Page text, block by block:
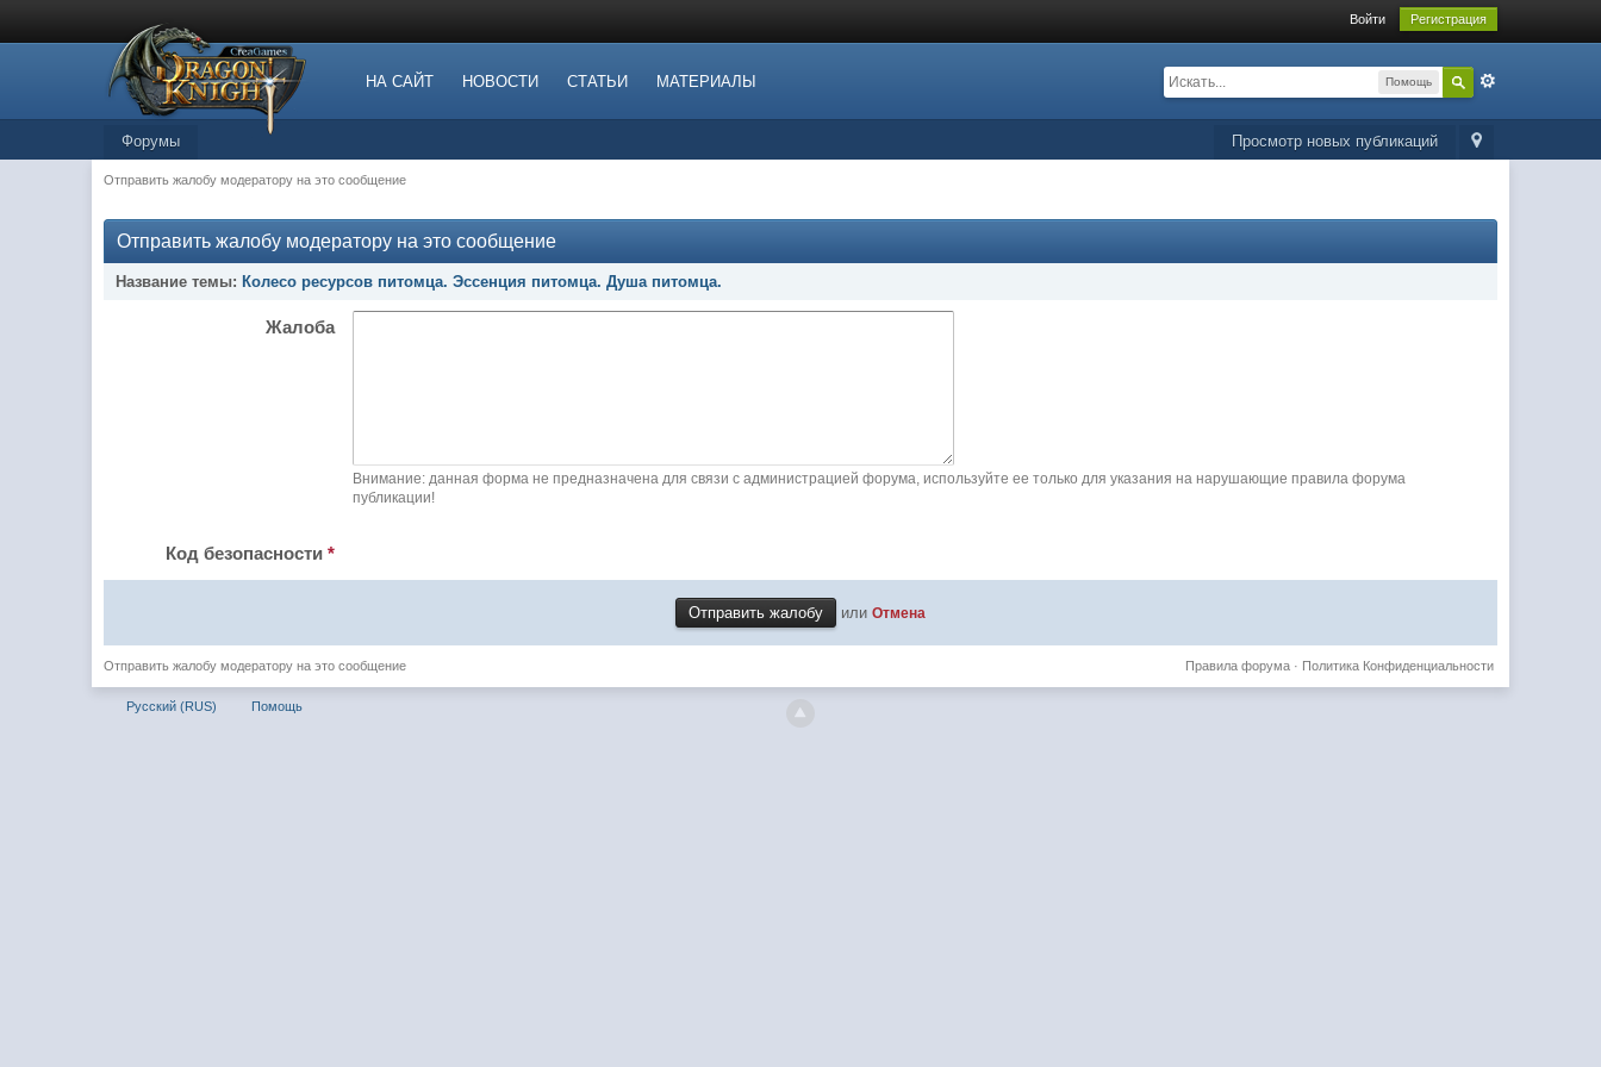
Войти Регистрация
НА САЙТ НОВОСТИ СТАТЬИ МАТЕРИАЛЫ Помощь
Просмотр новых публикаций
Форумы
Отправить жалобу модератору на это сообщение
Отправить жалобу модератору на это сообщение
Название темы: Колесо ресурсов питомца. Эссенция питомца. Душа питомца.
Жалоба
Внимание: данная форма не предназначена для связи с администрацией форума, используйте ее только для указания на нарушающие правила форума
публикации!
Код безопасности*
или Отмена
Отправить жалобу модератору на это сообщение Политика Конфиденциальности
Правила форума·
Русский (RUS) Помощь